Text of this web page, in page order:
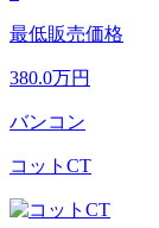
最低販売価格
380.0万円
バンコン
コットCT